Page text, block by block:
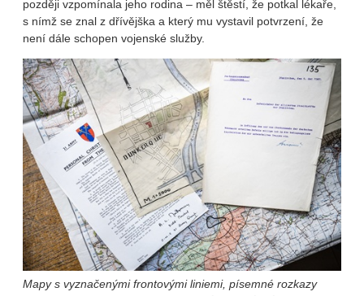
později vzpomínala jeho rodina – měl štěstí, že potkal lékaře,
s nímž se znal z dřívějška a který mu vystavil potvrzení, že
není dále schopen vojenské služby.
Mapy s vyznačenými frontovými liniemi, písemné rozkazy